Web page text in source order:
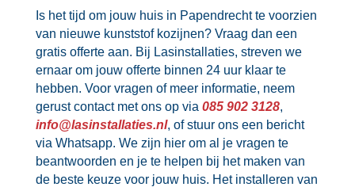
Is het tijd om jouw huis in Papendrecht te voorzien
van nieuwe kunststof kozijnen? Vraag dan een
gratis offerte aan.​ Bij Lasinstallaties, streven we
ernaar om jouw offerte binnen 24 uur klaar te
hebben.​ Voor vragen of meer informatie, neem
gerust contact met ons op via 085 902 3128,
info@lasinstallaties.​nl, of stuur ons een bericht
via Whatsapp.​ We zijn hier om al je vragen te
beantwoorden en je te helpen bij het maken van
de beste keuze voor jouw huis.​ Het installeren van